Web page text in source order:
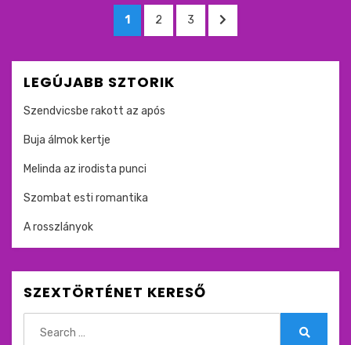
BejegyzésekOLDAL
1 OLDAL
2 OLDAL
3
KÖVETKEZŐ
OLDAL
LEGÚJABB SZTORIK
Szendvicsbe rakott az após
Buja álmok kertje
Melinda az irodista punci
Szombat esti romantika
A rosszlányok
SZEXTÖRTÉNET KERESŐ
for: